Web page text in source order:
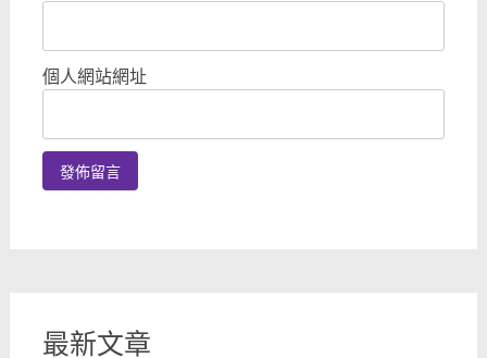
個人網站網址
最新文章